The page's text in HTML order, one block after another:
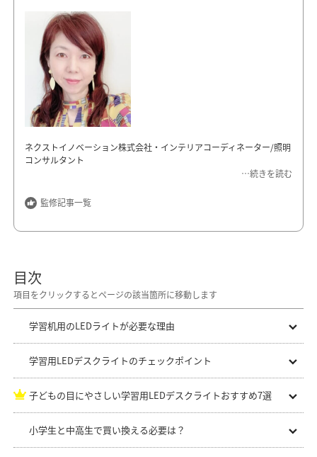
…続きを読む
ネクストイノベーション株式会社・インテリアコーディネーター/照明
コンサルタント
ーチするデザイナーとして、経営者、著名人の自宅や別荘を多数手掛
ける。 建築、内装、照明、インテリア、小物をトータルにプロデュー
監修記事一覧
目次
学習机用のLEDライトが必要な理由
学習用LEDデスクライトのチェックポイント
子どもの目にやさしい学習用LEDデスクライトおすすめ7選
小学生と中高生で買い換える必要は？